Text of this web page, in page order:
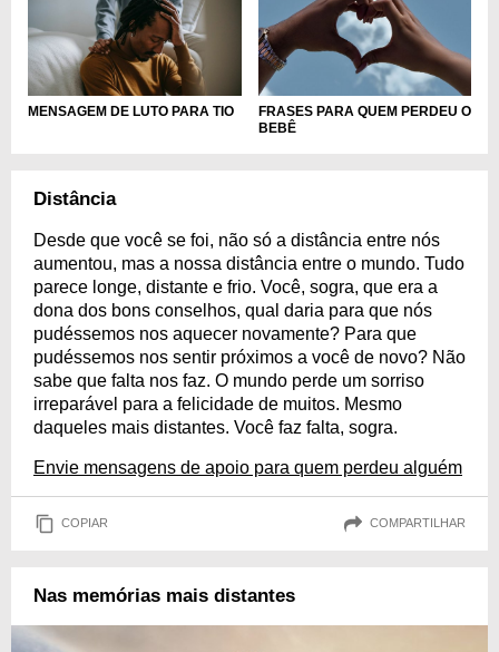
MENSAGEM DE LUTO PARA TIO
FRASES PARA QUEM PERDEU O
BEBÊ
Distância
Desde que você se foi, não só a distância entre nós
aumentou, mas a nossa distância entre o mundo. Tudo
parece longe, distante e frio. Você, sogra, que era a
dona dos bons conselhos, qual daria para que nós
pudéssemos nos aquecer novamente? Para que
pudéssemos nos sentir próximos a você de novo? Não
sabe que falta nos faz. O mundo perde um sorriso
irreparável para a felicidade de muitos. Mesmo
daqueles mais distantes. Você faz falta, sogra.
Envie mensagens de apoio para quem perdeu alguém
COPIAR COMPARTILHAR
Nas memórias mais distantes